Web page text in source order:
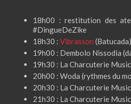
18h00 : restitution des
#DingueDeZike
18h30 : Vibrasson (Batucada)
19h00 : Dembolo Nissodia
19h30 : La Charcuterie
20h00 : Woda (rythmes du
20h30 : La Charcuterie
21h30 : La Charcuterie